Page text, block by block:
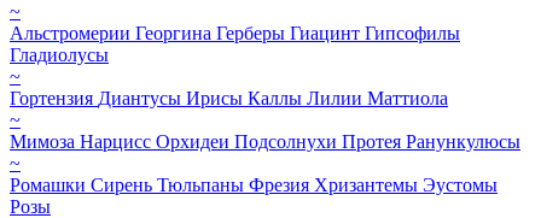
~
Альстромерии Георгина Герберы Гиацинт Гипсофилы
Гладиолусы
~
Гортензия Диантусы Ирисы Каллы Лилии Маттиола
~
Мимоза Нарцисс Орхидеи Подсолнухи Протея Ранункулюсы
~
Ромашки Сирень Тюльпаны Фрезия Хризантемы Эустомы
Розы